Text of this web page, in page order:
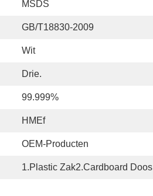
MSDS
GB/T18830-2009
Wit
Drie.
99.999%
HMEf
OEM-Producten
1.Plastic Zak2.cardboard Doos